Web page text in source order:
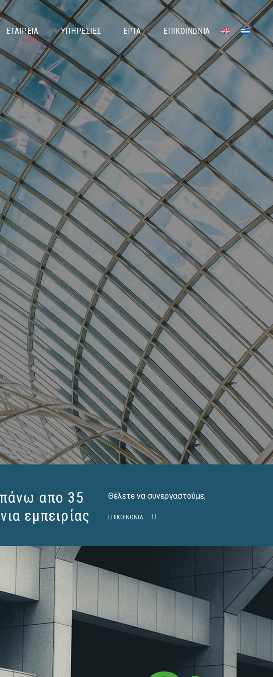
ΕΤΑΙΡΕΊΑ ΥΠΗΡΕΣΊΕΣ ΈΡΓΑ ΕΠΙΚΟΙΝΩΝΊΑ
απο 35
εμπειρίας
Θέλετε να συνεργαστούμε;
ΕΠΙΚΟΙΝΩΝΊΑ
1
2
3
4
5
6
7
8
9
0
1
0
1
7
9
1
3
5
7
9
1
3
5
7
9
2
4
6
8
0
4
6
8
0